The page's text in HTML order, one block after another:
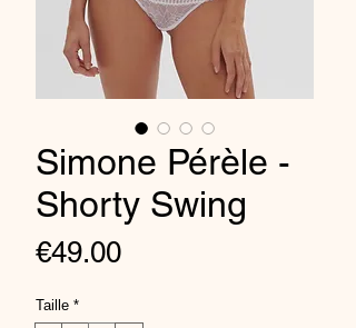
Simone Pérèle -
Shorty Swing
€49.00Price
Taille *